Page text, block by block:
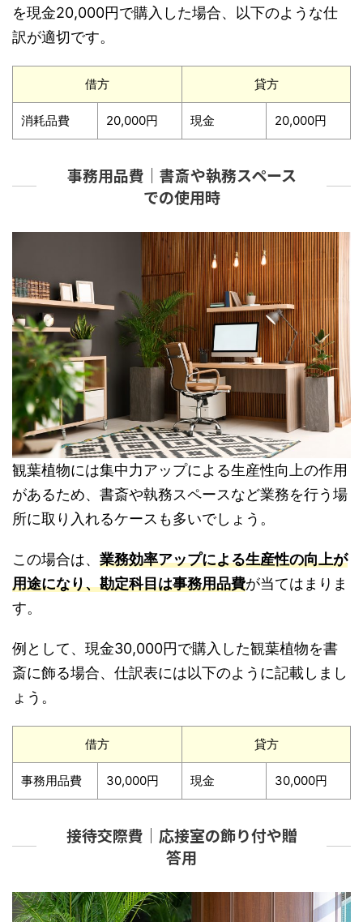
を現金20,000円で購入した場合、以下のような仕
訳が適切です。
借方 貸方
消耗品費 20,000円 現金 20,000円
事務用品費｜書斎や執務スペース
での使用時
観葉植物には集中力アップによる生産性向上の作用
があるため、書斎や執務スペースなど業務を行う場
所に取り入れるケースも多いでしょう。
この場合は、 業務効率アップによる生産性の向上が
用途になり、勘定科目は事務用品費が当てはまりま
す。
例として、現金30,000円で購入した観葉植物を書
斎に飾る場合、仕訳表には以下のように記載しまし
ょう。
借方 貸方
事務用品費 30,000円 現金 30,000円
接待交際費｜応接室の飾り付や贈
答用